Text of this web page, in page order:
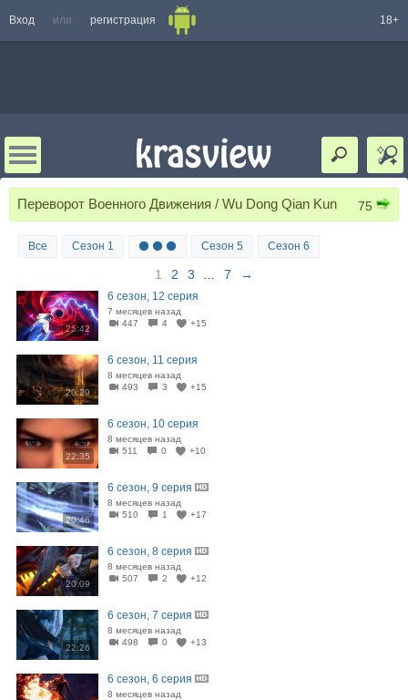
Вход или регистрация 18+
Переворот Военного Движения / Wu Dong Qian Kun 75
Все Сезон 1 ⚫ ⚫ ⚫ Сезон 5 Сезон 6
1 2 3 7 →
25:42
6 сезон, 12 серия
7 месяцев назад
447
4 +15
20:29
6 сезон, 11 серия
8 месяцев назад
493
3 +15
22:35
6 сезон, 10 серия
8 месяцев назад
511
0 +10
20:46
6 сезон, 9 серия
8 месяцев назад
510
1 +17
20:09
6 сезон, 8 серия
8 месяцев назад
507
2 +12
22:26
6 сезон, 7 серия
8 месяцев назад
498
0 +13
6 сезон, 6 серия
8 месяцев назад